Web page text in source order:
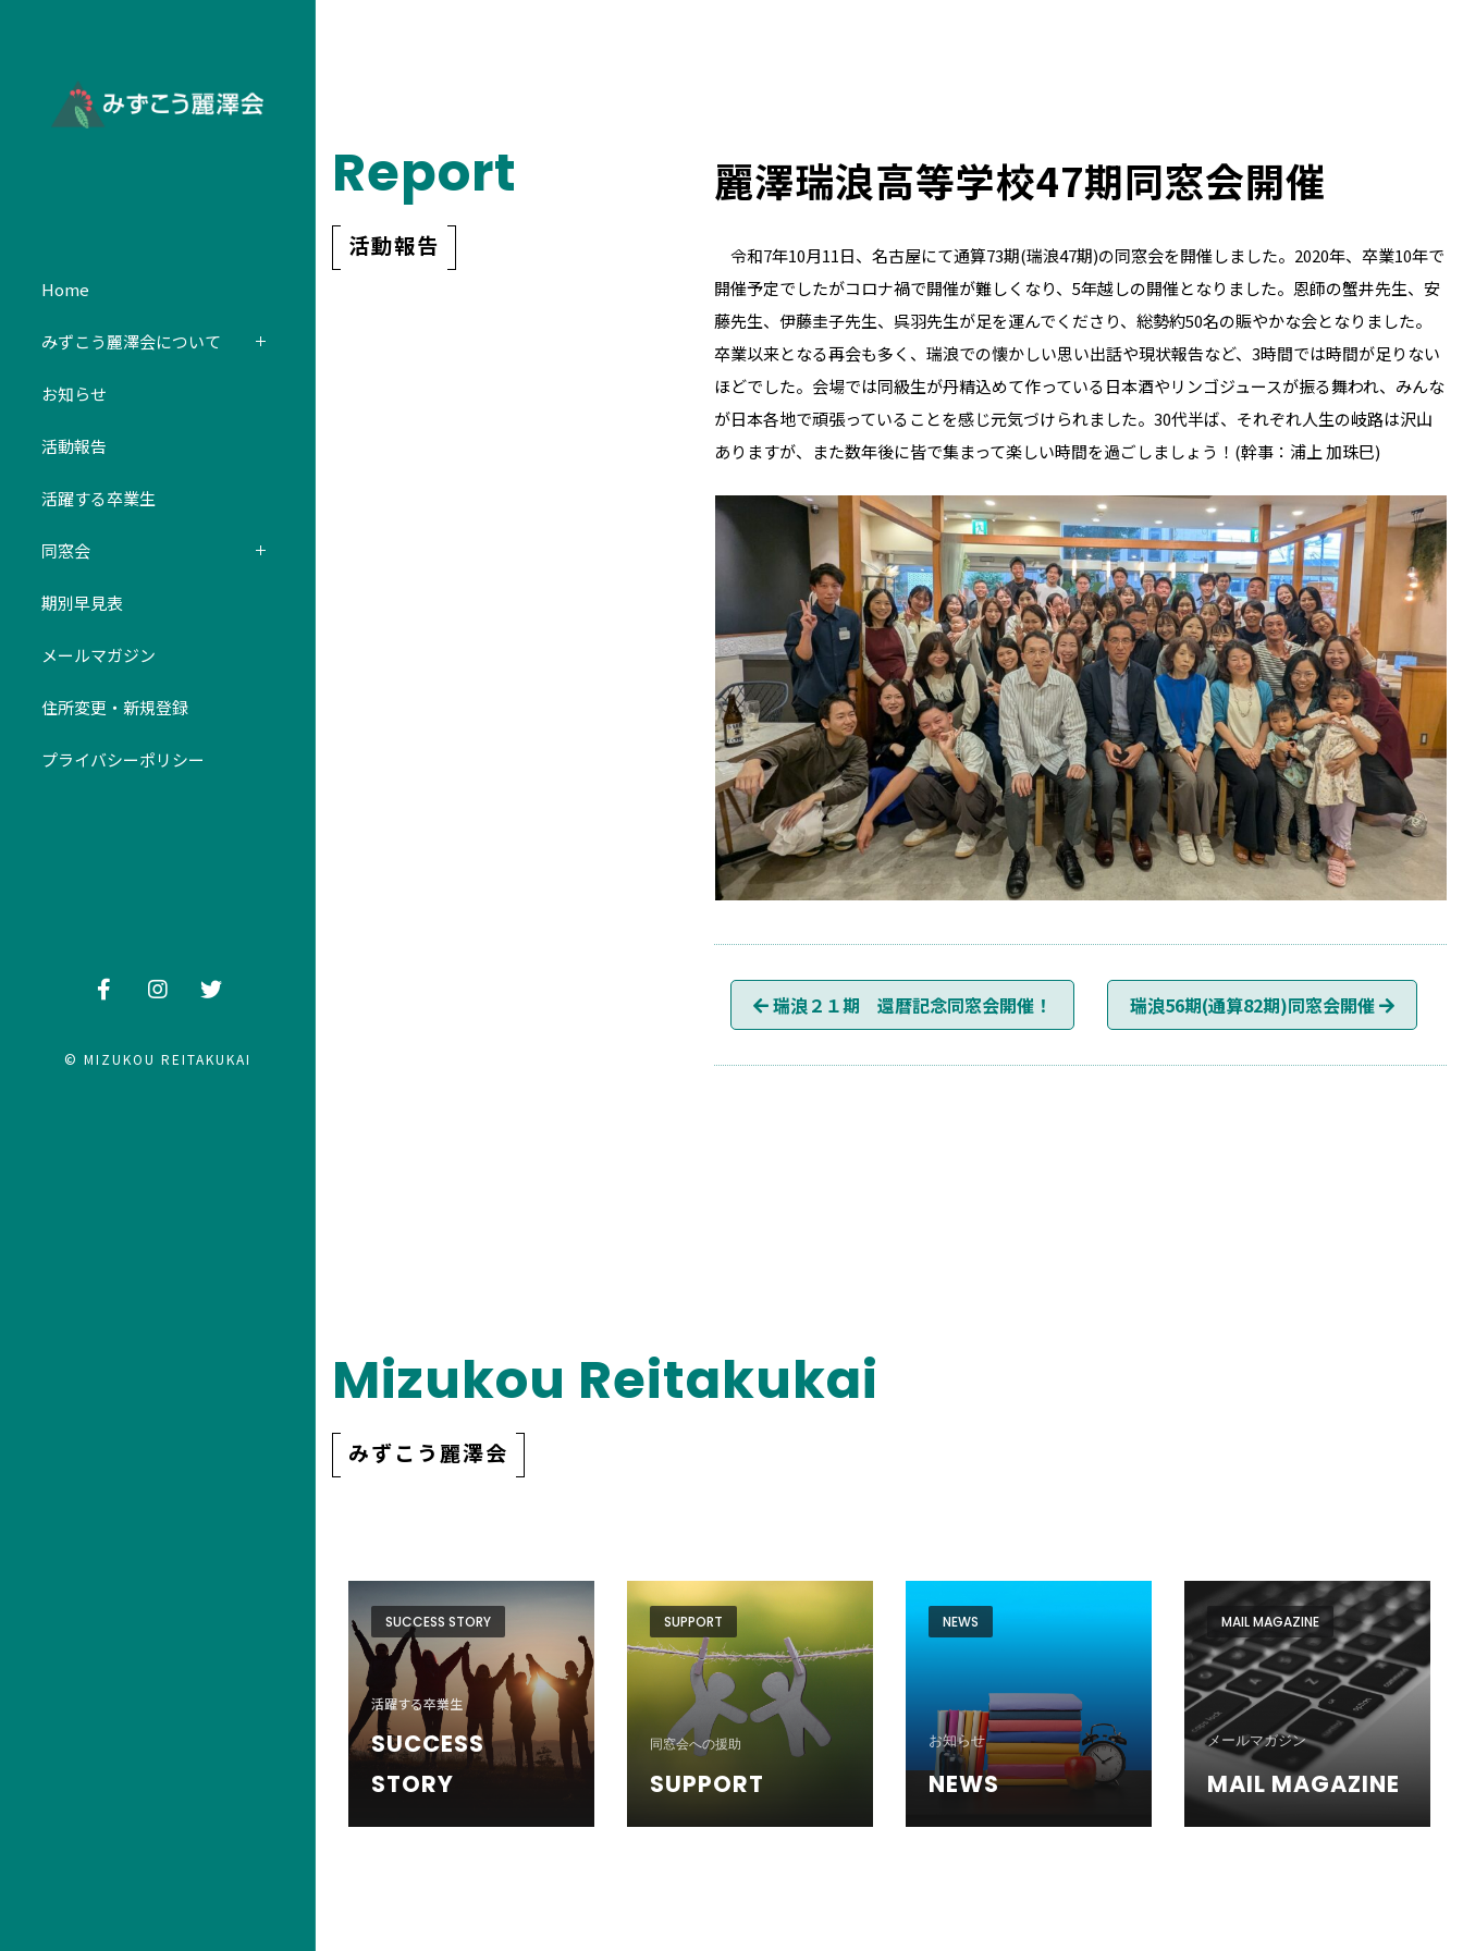
Home
みずこう麗澤会について
お知らせ
活動報告
活躍する卒業生
同窓会
期別早見表
メールマガジン
住所変更・新規登録
プライバシーポリシー
© MIZUKOU REITAKUKAI
Report
活動報告
麗澤瑞浪高等学校47期同窓会開催
令和7年10月11日、名古屋にて通算73期(瑞浪47期)の同窓会を開催しました。2020年、卒業10年で
開催予定でしたがコロナ禍で開催が難しくなり、5年越しの開催となりました。恩師の蟹井先生、安
藤先生、伊藤圭子先生、呉羽先生が足を運んでくださり、総勢約50名の賑やかな会となりました。
卒業以来となる再会も多く、瑞浪での懐かしい思い出話や現状報告など、3時間では時間が足りない
ほどでした。会場では同級生が丹精込めて作っている日本酒やリンゴジュースが振る舞われ、みんな
が日本各地で頑張っていることを感じ元気づけられました。30代半ば、それぞれ人生の岐路は沢山
ありますが、また数年後に皆で集まって楽しい時間を過ごしましょう！(幹事：浦上 加珠巳)
お
シ
瑞浪２１期 還暦記念同窓会開催！ 瑞浪56期(通算82期)同窓会開催
Mizukou Reitakukai
みずこう麗澤会
SUCCESS STORY
活躍する卒業生
SUCCESS
STORY
SUPPORT
同窓会への援助
SUPPORT
NEWS
お知らせ
NEWS
MAIL MAGAZINE
メールマガジン
MAIL MAGAZINE